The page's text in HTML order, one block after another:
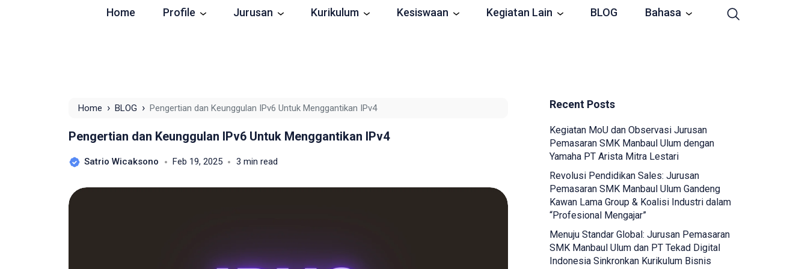
Home Profile Jurusan Kurikulum Kesiswaan Kegiatan Lain BLOG Bahasa
Home › BLOG › Pengertian dan Keunggulan IPv6 Untuk Menggantikan IPv4
Pengertian dan Keunggulan IPv6 Untuk Menggantikan IPv4
Satrio Wicaksono Feb 19, 2025 3 min read
Recent Posts
Kegiatan MoU dan Observasi Jurusan
Pemasaran SMK Manbaul Ulum dengan
Yamaha PT Arista Mitra Lestari
Revolusi Pendidikan Sales: Jurusan
Pemasaran SMK Manbaul Ulum Gandeng
Kawan Lama Group & Koalisi Industri dalam
“Profesional Mengajar”
Menuju Standar Global: Jurusan Pemasaran
SMK Manbaul Ulum dan PT Tekad Digital
Indonesia Sinkronkan Kurikulum Bisnis